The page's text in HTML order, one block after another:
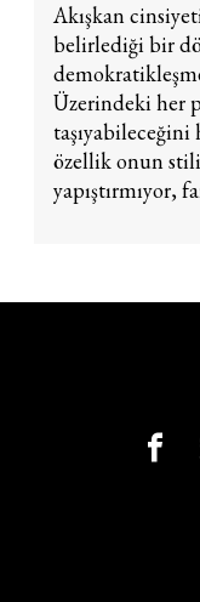
Akışkan
belirlediği bir
Üzerindeki her
özellik onun
yapıştırmıyor,